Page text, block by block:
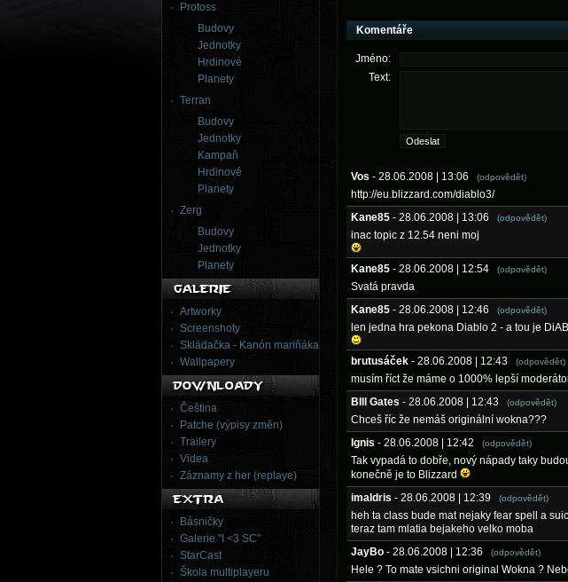
Protoss
Budovy
Jednotky
Hrdinové
Planety
Terran
Budovy
Jednotky
Kampaň
Hrdinové
Planety
Zerg
Budovy
Jednotky
Planety
Artworky
Screenshoty
Skládačka - Kanón mariňáka
Wallpapery
Čeština
Patche (výpisy změn)
Trailery
Videa
Záznamy z her (replaye)
Básničky
Galerie "I <3 SC"
StarCast
Škola multiplayeru
Komentáře
Jméno:
Text:
Vos - 28.06.2008 | 13:06 (odpovědět)
http://eu.blizzard.com/diablo3/
Kane85 - 28.06.2008 | 13:06 (odpovědět)
inac topic z 12.54 neni moj
Kane85 - 28.06.2008 | 12:54 (odpovědět)
Svatá pravda
Kane85 - 28.06.2008 | 12:46 (odpovědět)
len jedna hra pekona Diablo 2 - a tou je
brutusáček - 28.06.2008 | 12:43 (odpovědět)
musím říct že máme o 1000% lepší
BIll Gates - 28.06.2008 | 12:43 (odpovědět)
Chceš říc že nemáš originální wokna???
Ignis - 28.06.2008 | 12:42 (odpovědět)
Tak vypadá to dobře, nový nápady taky
konečně je to Blizzard
imaldris - 28.06.2008 | 12:39 (odpovědět)
heh ta class bude mat nejaky fear spell a
teraz tam mlatia bejakeho velko moba
JayBo - 28.06.2008 | 12:36 (odpovědět)
Hele ? To mate vsichni original Wokna ?